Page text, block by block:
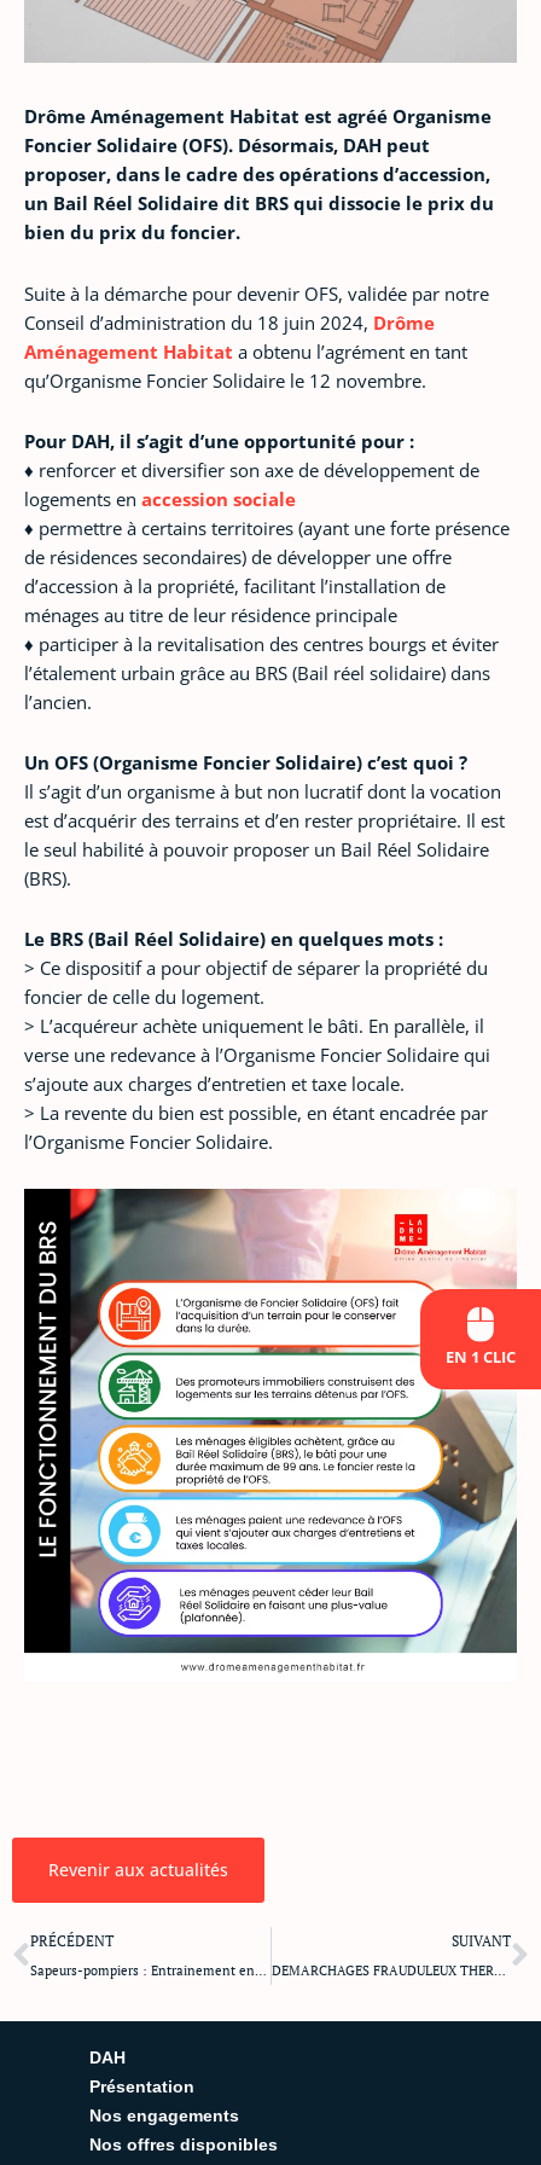
EN 1 CLIC
Drôme Aménagement Habitat est agréé Organisme
Foncier Solidaire (OFS). Désormais, DAH peut
proposer, dans le cadre des opérations d’accession,
un Bail Réel Solidaire dit BRS qui dissocie le prix du
bien du prix du foncier.
Suite à la démarche pour devenir OFS, validée par notre
Conseil d’administration du 18 juin 2024, Drôme
Aménagement Habitat a obtenu l’agrément en tant
qu’Organisme Foncier Solidaire le 12 novembre.
Pour DAH, il s’agit d’une opportunité pour :
♦ renforcer et diversifier son axe de développement de
logements en accession sociale
♦ permettre à certains territoires (ayant une forte présence
de résidences secondaires) de développer une offre
d’accession à la propriété, facilitant l’installation de
ménages au titre de leur résidence principale
♦ participer à la revitalisation des centres bourgs et éviter
l’étalement urbain grâce au BRS (Bail réel solidaire) dans
l’ancien.
Un OFS (Organisme Foncier Solidaire) c’est quoi ?
Il s’agit d’un organisme à but non lucratif dont la vocation
est d’acquérir des terrains et d’en rester propriétaire. Il est
le seul habilité à pouvoir proposer un Bail Réel Solidaire
(BRS).
Le BRS (Bail Réel Solidaire) en quelques mots :
> Ce dispositif a pour objectif de séparer la propriété du
foncier de celle du logement.
> L’acquéreur achète uniquement le bâti. En parallèle, il
verse une redevance à l’Organisme Foncier Solidaire qui
s’ajoute aux charges d’entretien et taxe locale.
> La revente du bien est possible, en étant encadrée par
l’Organisme Foncier Solidaire.
Revenir aux actualités
Précédent
PRÉCÉDENT SUIVANT
DAH
Présentation
Nos engagements
Nos offres disponibles